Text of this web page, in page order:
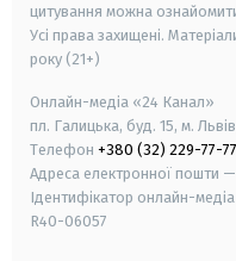
цитування можна
Усі права захищені.
року (21+)
Онлайн-медіа «24 Канал»
пл. Галицька, буд. 15, м.
Телефон +380 (32) 229-77-77
Адреса електронної пошти —
Ідентифікатор онлайн-
R40-06057